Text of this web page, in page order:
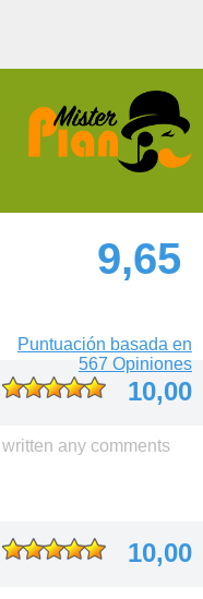
9,65
Puntuación basada en
567 Opiniones
10,00
any comments
10,00